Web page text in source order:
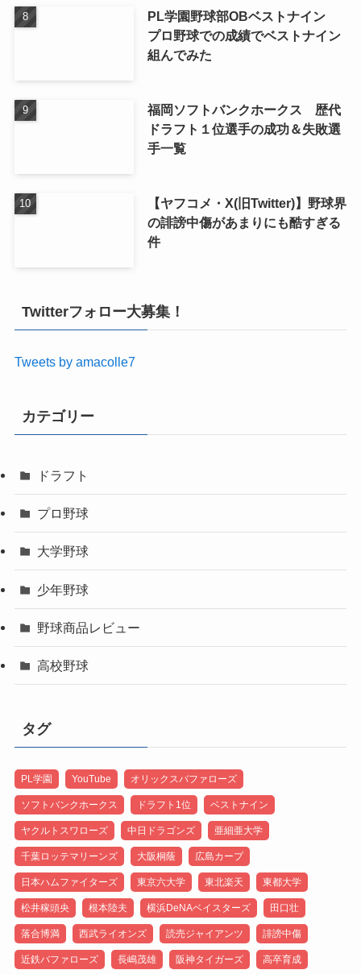
PL学園野球部OBベストナイン
プロ野球での成績でベストナイン
組んでみた
福岡ソフトバンクホークス 歴代
ドラフト１位選手の成功＆失敗選
手一覧
【ヤフコメ・X(旧Twitter)】野球界
の誹謗中傷があまりにも酷すぎる
件
Twitterフォロー大募集！
Tweets by amacolle7
カテゴリー
ドラフト
プロ野球
大学野球
少年野球
野球商品レビュー
高校野球
タグ
PL学園 YouTube オリックスバファローズ
ソフトバンクホークス ドラフト1位 ベストナイン
ヤクルトスワローズ 中日ドラゴンズ 亜細亜大学
千葉ロッテマリーンズ 大阪桐蔭 広島カープ
日本ハムファイターズ 東京六大学 東北楽天 東都大学
松井稼頭央 根本陸夫 横浜DeNAベイスターズ 田口壮
落合博満 西武ライオンズ 読売ジャイアンツ 誹謗中傷
近鉄バファローズ 長嶋茂雄 阪神タイガーズ 高卒育成